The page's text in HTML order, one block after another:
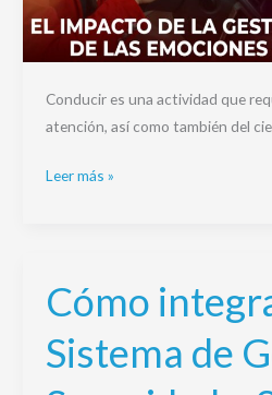
Conducir es una actividad que
atención, así como también del
Leer más »
Cómo
Sistema de
Cómo
integrar
el
Sistema